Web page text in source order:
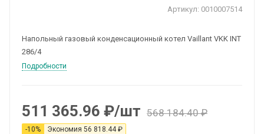
Артикул: 0010007514
Напольный газовый конденсационный котел Vaillant VKK INT
286/4
Подробности
511 365.96 ₽/шт 568 184.40₽
-10% Экономия 56 818.44₽